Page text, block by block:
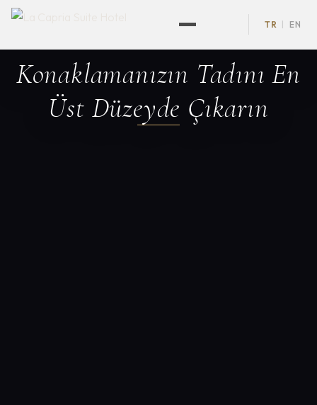
TR EN
Konaklamanızın Tadını En
Üst Düzeyde Çıkarın
Alaçatı'nın Kalbinde Sanat
ve Huzur